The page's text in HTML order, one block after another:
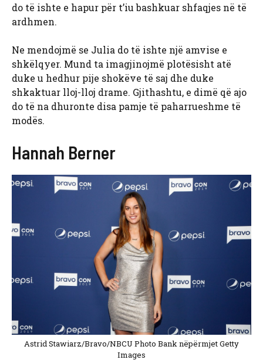
do të ishte e hapur për t’iu bashkuar shfaqjes në të
ardhmen.
Ne mendojmë se Julia do të ishte një amvise e
shkëlqyer. Mund ta imagjinojmë plotësisht atë
duke u hedhur pije shokëve të saj dhe duke
shkaktuar lloj-lloj drame. Gjithashtu, e dimë që ajo
do të na dhuronte disa pamje të paharrueshme të
modës.
Hannah Berner
Astrid Stawiarz/Bravo/NBCU Photo Bank nëpërmjet Getty
Images